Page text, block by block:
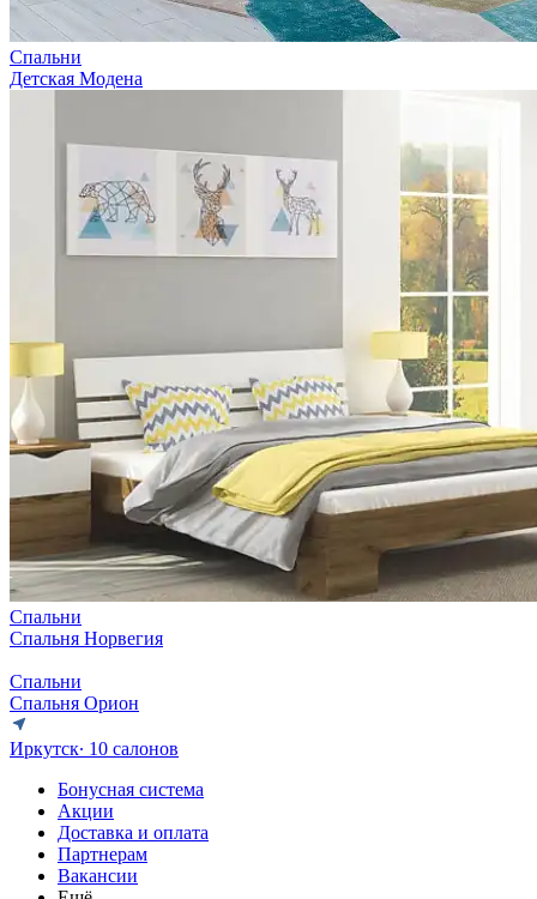
Спальни
Детская Модена
Спальни
Спальня Норвегия
Спальни
Спальня Орион
Иркутск∙ 10 салонов
Бонусная система
Акции
Доставка и оплата
Партнерам
Вакансии